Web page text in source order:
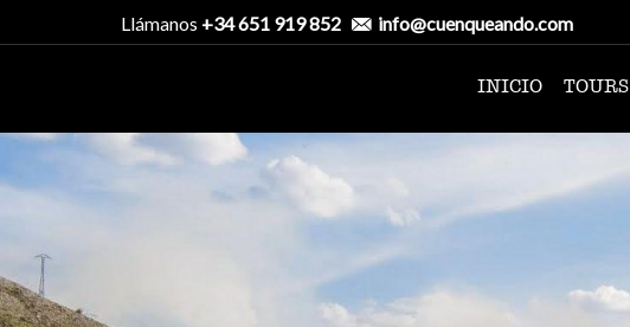
Llámanos +34 651 919 852 info@cuenqueando.com
INICIO TOURS